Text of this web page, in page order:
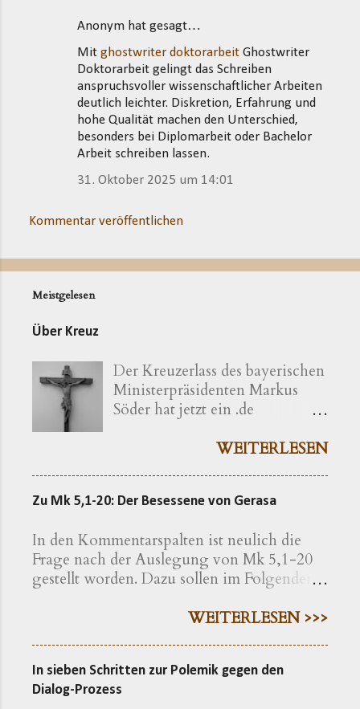
Anonym hat gesagt…
Mit ghostwriter doktorarbeit Ghostwriter
Doktorarbeit gelingt das Schreiben
anspruchsvoller wissenschaftlicher Arbeiten
deutlich leichter. Diskretion, Erfahrung und
hohe Qualität machen den Unterschied,
besonders bei Diplomarbeit oder Bachelor
Arbeit schreiben lassen.
31. Oktober 2025 um 14:01
Kommentar veröffentlichen
Meistgelesen
Über Kreuz
Der Kreuzerlass des bayerischen
Ministerpräsidenten Markus
Söder hat jetzt ein .de
Der Vorgang gibt sich im
erkennen. Die »Ökumenische
evangelischer Professoren und
Hochschullehrer der Theologie
zum bayerischen Kreuzerlass am
präzisiert als eine Erklärung von
»aus Bayern stammenden oder
in Bayern lehrenden
christlichen Theologen« – so
werden die Erstunterzeichner
WEITERLESEN
Zu Mk 5,1-20: Der Besessene von Gerasa
In den Kommentarspalten ist neulich die
Frage nach der Auslegung von Mk 5,1-20
gestellt worden. Dazu sollen im Folgenden
werden. Der Text findet sich in der
Elberfelder Bibel hier Eine erweiterte
Geschichte Auf den ersten Blick macht die
WEITERLESEN >>>
In sieben Schritten zur Polemik gegen den
Dialog-Prozess